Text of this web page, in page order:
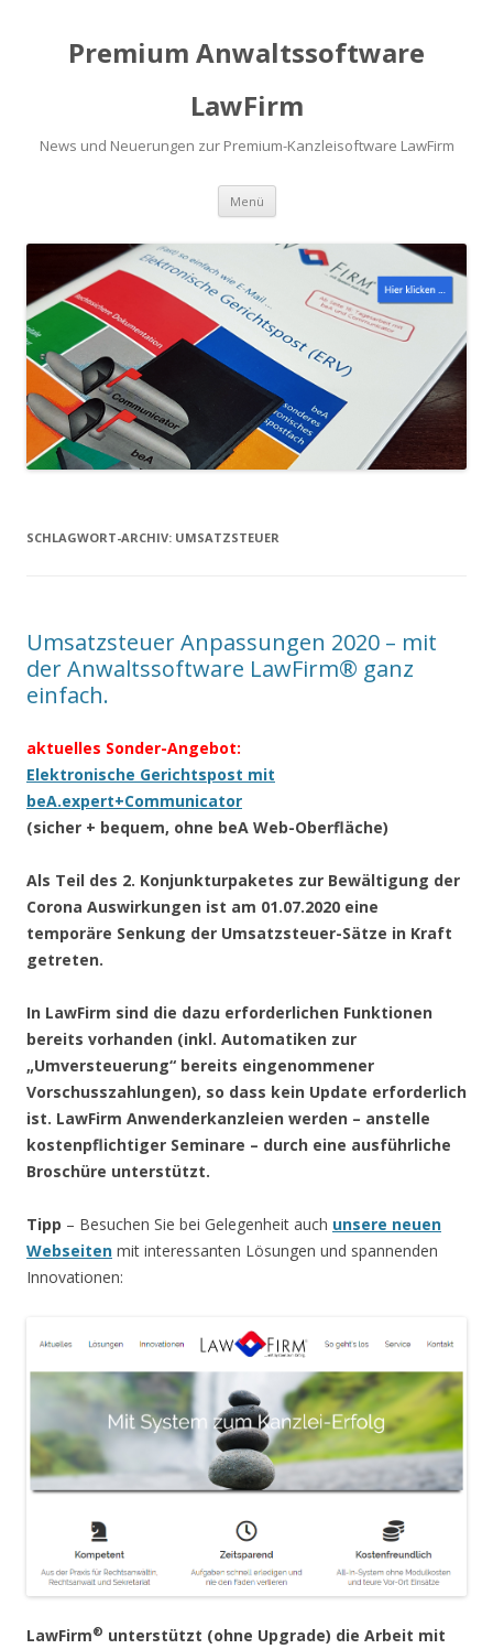
Premium Anwaltssoftware
LawFirm
News und Neuerungen zur Premium-Kanzleisoftware LawFirm
Menü
SCHLAGWORT-ARCHIV: UMSATZSTEUER
Umsatzsteuer Anpassungen 2020 – mit
der Anwaltssoftware LawFirm® ganz
einfach.
aktuelles Sonder-Angebot:
Elektronische Gerichtspost mit
beA.expert+Communicator
(sicher + bequem, ohne beA Web-Oberfläche)
Als Teil des 2. Konjunkturpaketes zur Bewältigung der
Corona Auswirkungen ist am 01.07.2020 eine
temporäre Senkung der Umsatzsteuer-Sätze in Kraft
getreten.
In LawFirm sind die dazu erforderlichen Funktionen
bereits vorhanden (inkl. Automatiken zur
„Umversteuerung“ bereits eingenommener
Vorschusszahlungen), so dass kein Update erforderlich
ist. LawFirm Anwenderkanzleien werden – anstelle
kostenpflichtiger Seminare – durch eine ausführliche
Broschüre unterstützt.
Tipp – Besuchen Sie bei Gelegenheit auch unsere neuen
Webseiten mit interessanten Lösungen und spannenden
Innovationen:
LawFirm® unterstützt (ohne Upgrade) die Arbeit mit